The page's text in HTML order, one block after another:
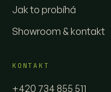
Jak to probíhá
Showroom & kontakt
KONTAKT
+420 734 855 511